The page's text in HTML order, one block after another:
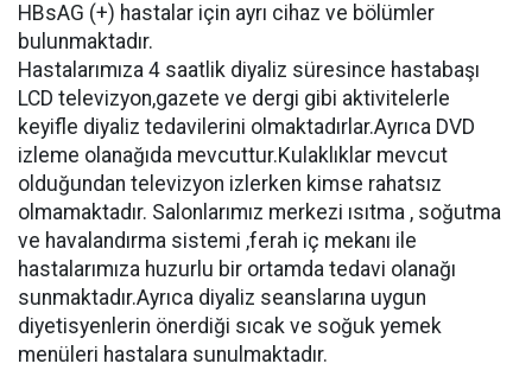
HBsAG (+) hastalar için ayrı cihaz ve bölümler
bulunmaktadır.
Hastalarımıza 4 saatlik diyaliz süresince hastabaşı
LCD televizyon,gazete ve dergi gibi aktivitelerle
keyifle diyaliz tedavilerini olmaktadırlar.Ayrıca DVD
izleme olanağıda mevcuttur.Kulaklıklar mevcut
olduğundan televizyon izlerken kimse rahatsız
olmamaktadır. Salonlarımız merkezi ısıtma , soğutma
ve havalandırma sistemi ,ferah iç mekanı ile
hastalarımıza huzurlu bir ortamda tedavi olanağı
sunmaktadır.Ayrıca diyaliz seanslarına uygun
diyetisyenlerin önerdiği sıcak ve soğuk yemek
menüleri hastalara sunulmaktadır.